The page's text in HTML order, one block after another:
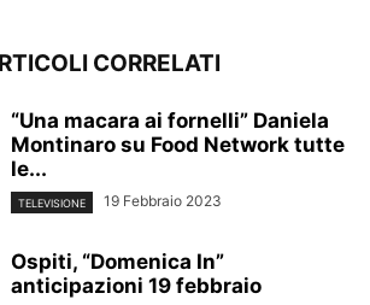
CORRELATI
“Una macara ai fornelli” Daniela
Montinaro su Food Network tutte
le...
TELEVISIONE 19 Febbraio 2023
Ospiti, “Domenica In”
anticipazioni 19 febbraio